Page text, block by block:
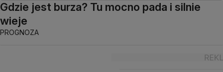
Gdzie jest burza? Tu mocno pada i silnie
wieje
PROGNOZA